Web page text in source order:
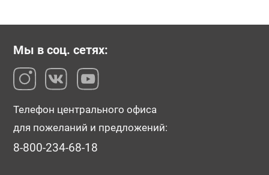
Мы в соц. сетях:
Телефон центрального офиса
для пожеланий и предложений:
8-800-234-68-18